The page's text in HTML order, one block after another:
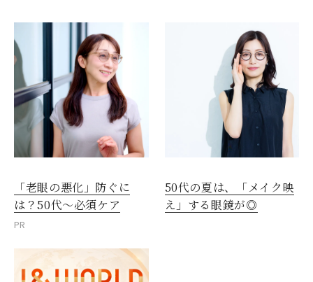
「老眼の悪化」防ぐに
は？50代～必須ケア
PR
50代の夏は、「メイク映
え」する眼鏡が◎